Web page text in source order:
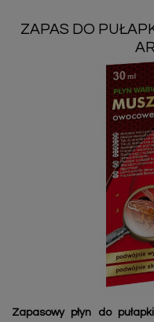
ZAPAS DO
Zapasowy płyn do